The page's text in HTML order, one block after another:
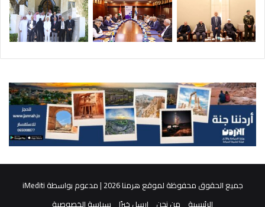
جميع الحقوق محفوظة لموقع هرمنا 2026 | مدعوم بواسطة
iMediti
الرئيسية
من نحن ارسل خبرًا سياسة الخصوصية